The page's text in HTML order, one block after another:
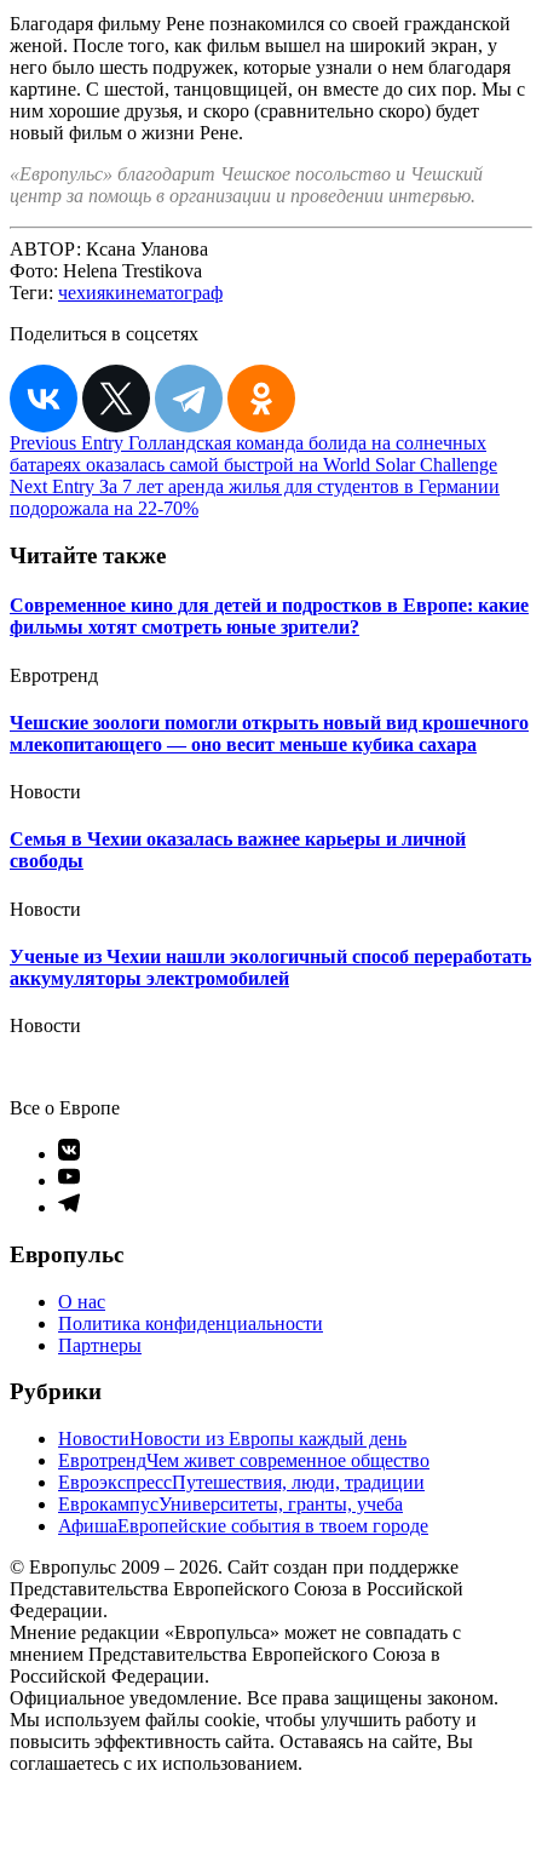
Благодаря фильму Рене познакомился со своей гражданской
женой. После того, как фильм вышел на широкий экран, у
него было шесть подружек, которые узнали о нем благодаря
картине. С шестой, танцовщицей, он вместе до сих пор. Мы с
ним хорошие друзья, и скоро (сравнительно скоро) будет
новый фильм о жизни Рене.
«Европульс» благодарит Чешское посольство и Чешский
центр за помощь в организации и проведении интервью.
АВТОР: Ксана Уланова
Фото: Helena Trestikova
Теги: чехиякинематограф
Поделиться в соцсетях
Навигация
по
записям
Previous Entry Голландская команда болида на солнечных
батареях оказалась самой быстрой на World Solar Challenge
Next Entry За 7 лет аренда жилья для студентов в Германии
подорожала на 22-70%
Читайте также
Современное кино для детей и подростков в Европе: какие
фильмы хотят смотреть юные зрители?
Евротренд
Чешские зоологи помогли открыть новый вид крошечного
млекопитающего — оно весит меньше кубика сахара
Новости
Семья в Чехии оказалась важнее карьеры и личной
свободы
Новости
Ученые из Чехии нашли экологичный способ переработать
аккумуляторы электромобилей
Новости
Все о Европе
Элемент
меню
Элемент
меню
Элемент
Европульс
О нас
Политика конфиденциальности
Партнеры
Рубрики
НовостиНовости из Европы каждый день
ЕвротрендЧем живет современное общество
ЕвроэкспрессПутешествия, люди, традиции
ЕврокампусУниверситеты, гранты, учеба
АфишаЕвропейские события в твоем городе
© Европульс 2009 – 2026. Сайт создан при поддержке
Представительства Европейского Союза в Российской
Федерации.
Мнение редакции «Европульса» может не совпадать с
мнением Представительства Европейского Союза в
Российской Федерации.
Официальное уведомление. Все права защищены законом.
Мы используем файлы cookie, чтобы улучшить работу и
повысить эффективность сайта. Оставаясь на сайте, Вы
соглашаетесь с их использованием.